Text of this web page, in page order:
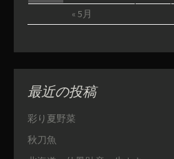
« 5月
最近の投稿
彩り夏野菜
秋刀魚